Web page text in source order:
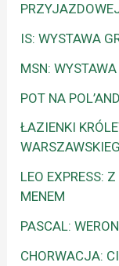
IS: WYSTAWA
MSN:
POT NA
ŁAZIENKI
LEO EXPRESS:
MENEM
PASCAL:
CHORWACJA: